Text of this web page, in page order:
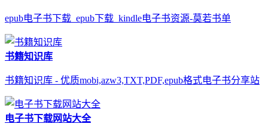
epub电子书下载_epub下载_kindle电子书资源-莫若书单
书籍知识库
书籍知识库 - 优质mobi,azw3,TXT,PDF,epub格式电子书分享站
电子书下载网站大全